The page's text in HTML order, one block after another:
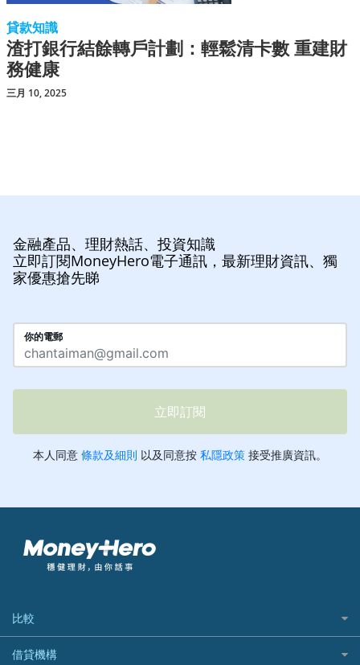
貸款知識
渣打銀行結餘轉戶計劃：輕鬆清卡數 重建財
務健康
三月 10, 2025
金融產品、理財熱話、投資知識
立即訂閱MoneyHero電子通訊，最新理財資訊、獨
家優惠搶先睇
比較
私人貸款比較
借貸機構